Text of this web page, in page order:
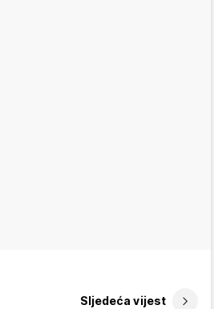
Sljedeća vijest